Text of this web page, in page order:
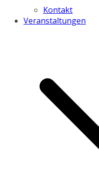
Kontakt
Veranstaltungen